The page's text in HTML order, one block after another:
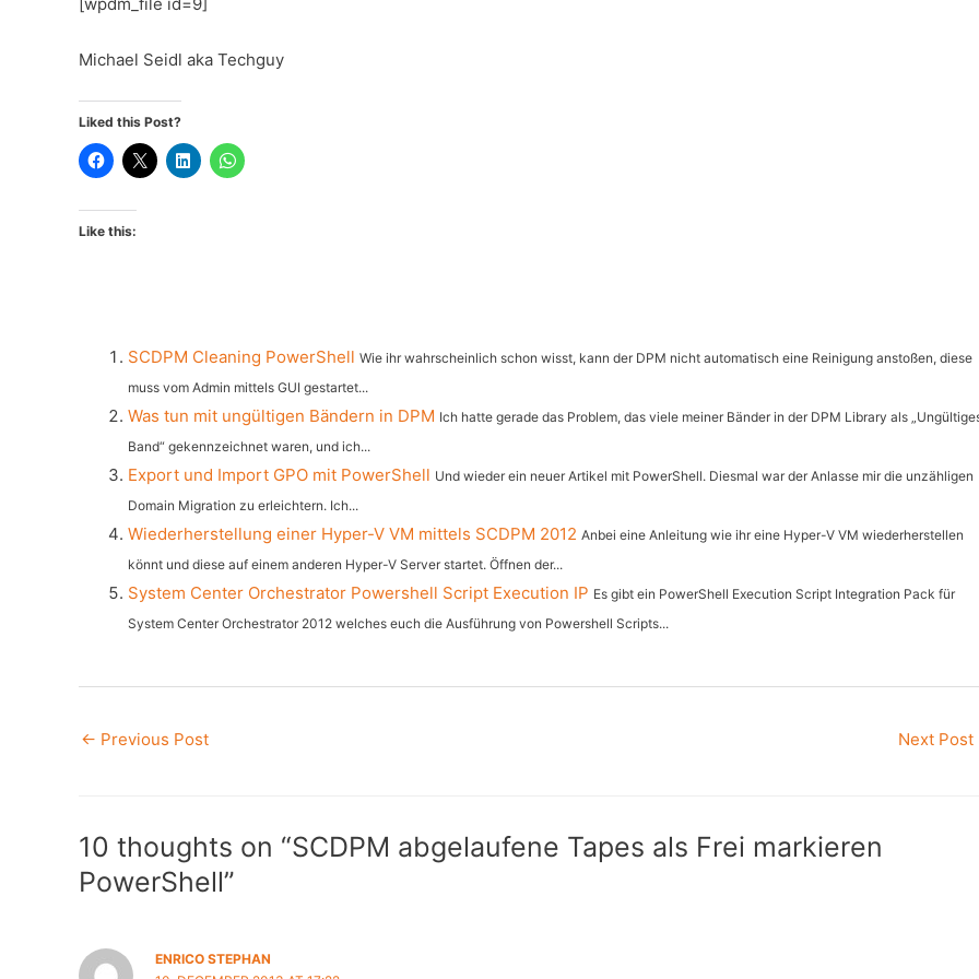
Michael Seidl aka Techguy
Liked this Post?
Like this:
SCDPM Cleaning PowerShell Wie ihr wahrscheinlich schon wisst, kann der DPM nicht automatisch eine Reinigung anstoßen, diese
muss vom Admin mittels GUI gestartet...
Was tun mit ungültigen Bändern in DPM Ich hatte gerade das Problem, das viele meiner Bänder in der DPM Library als
Band“ gekennzeichnet waren, und ich...
Export und Import GPO mit PowerShell Und wieder ein neuer Artikel mit PowerShell. Diesmal war der Anlasse mir die unzähligen
Domain Migration zu erleichtern. Ich...
Wiederherstellung einer Hyper-V VM mittels SCDPM 2012 Anbei eine Anleitung wie ihr eine Hyper-V VM wiederherstellen
könnt und diese auf einem anderen Hyper-V Server startet. Öffnen der...
System Center Orchestrator Powershell Script Execution IP Es gibt ein PowerShell Execution Script Integration Pack für
System Center Orchestrator 2012 welches euch die Ausführung von Powershell Scripts...
Post
← Previous Post Next Post
10 thoughts on “SCDPM abgelaufene Tapes als Frei markieren
PowerShell”
ENRICO STEPHAN